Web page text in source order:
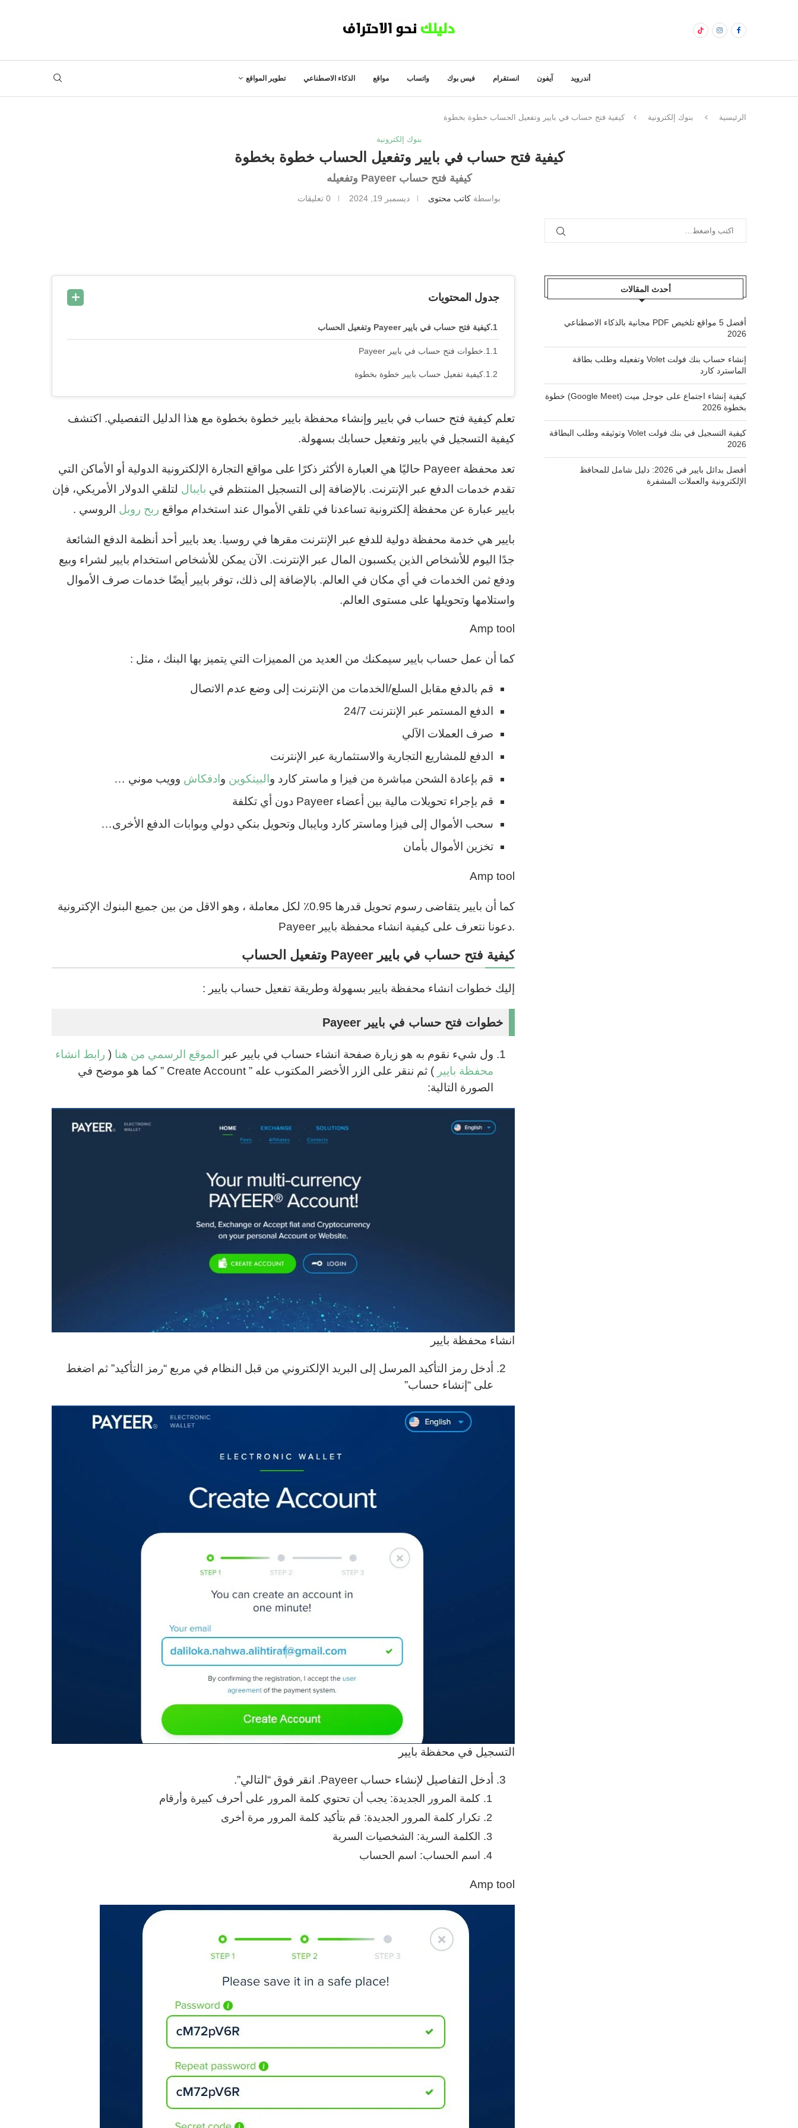
أندرويد آيفون انستقرام فيس بوك واتساب مواقع الذكاء الاصطناعي تطوير المواقع
الرئيسية بنوك إلكترونية كيفية فتح حساب في بايير وتفعيل الحساب خطوة بخطوة
بنوك إلكترونية
كيفية فتح حساب في بايير وتفعيل الحساب خطوة بخطوة
كيفية فتح حساب Payeer وتفعيله
بواسطة كاتب محتوى ديسمبر 19, 2024 0 تعليقات
جدول المحتويات
كيفية فتح حساب في بايير Payeer وتفعيل الحساب
خطوات فتح حساب في بايير Payeer
كيفية تفعيل حساب بايير خطوة بخطوة
تعلم كيفية فتح حساب في بايير وإنشاء محفظة بايير خطوة بخطوة مع هذا الدليل التفصيلي. اكتشف
كيفية التسجيل في بايير وتفعيل حسابك بسهولة.
تعد محفظة Payeer حاليًا هي العبارة الأكثر ذكرًا على مواقع التجارة الإلكترونية الدولية أو الأماكن التي
تقدم خدمات الدفع عبر الإنترنت. بالإضافة إلى التسجيل المنتظم في بايبال لتلقي الدولار الأمريكي، فإن
بايير عبارة عن محفظة إلكترونية تساعدنا في تلقي الأموال عند استخدام مواقع ربح روبل الروسي .
بايير هي خدمة محفظة دولية للدفع عبر الإنترنت مقرها في روسيا. يعد بايير أحد أنظمة الدفع الشائعة
جدًا اليوم للأشخاص الذين يكسبون المال عبر الإنترنت. الآن يمكن للأشخاص استخدام بايير لشراء وبيع
ودفع ثمن الخدمات في أي مكان في العالم. بالإضافة إلى ذلك، توفر بايير أيضًا خدمات صرف الأموال
واستلامها وتحويلها على مستوى العالم.
Amp tool
كما أن عمل حساب بايير سيمكنك من العديد من المميزات التي يتميز بها البنك ، مثل :
قم بالدفع مقابل السلع/الخدمات من الإنترنت إلى وضع عدم الاتصال
الدفع المستمر عبر الإنترنت 24/7
صرف العملات الآلي
الدفع للمشاريع التجارية والاستثمارية عبر الإنترنت
قم بإعادة الشحن مباشرة من فيزا و ماستر كارد و البيتكوين و ادفكاش وويب موني …
قم بإجراء تحويلات مالية بين أعضاء Payeer دون أي تكلفة
سحب الأموال إلى فيزا وماستر كارد وبايبال وتحويل بنكي دولي وبوابات الدفع الأخرى…
تخزين الأموال بأمان
Amp tool
كما أن بايير يتقاضى رسوم تحويل قدرها 0.95٪ لكل معاملة ، وهو الاقل من بين جميع البنوك الإكترونية
.دعونا نتعرف على كيفية انشاء محفظة بايير Payeer
كيفية فتح حساب في بايير Payeer وتفعيل الحساب
إليك خطوات انشاء محفظة بايير بسهولة وطريقة تفعيل حساب بايير :
خطوات فتح حساب في بايير Payeer
ول شيء نقوم به هو زيارة صفحة انشاء حساب في بايير عبر الموقع الرسمي من هنا ( رابط انشاء
محفظة بايير
) ثم ننقر على الزر الأخضر المكتوب عله ” Create Account ” كما هو موضح في
الصورة التالية:
انشاء محفظة بايير
أدخل رمز التأكيد المرسل إلى البريد الإلكتروني من قبل النظام في مربع “رمز التأكيد” ثم اضغط
على “إنشاء حساب”
التسجيل في محفظة بايير
أدخل التفاصيل لإنشاء حساب Payeer. انقر فوق “التالي”.
كلمة المرور الجديدة: يجب أن تحتوي كلمة المرور على أحرف كبيرة وأرقام
تكرار كلمة المرور الجديدة: قم بتأكيد كلمة المرور مرة أخرى
الكلمة السرية: الشخصيات السرية
اسم الحساب: اسم الحساب
Amp tool
أحدث المقالات
أفضل 5 مواقع تلخيص PDF مجانية بالذكاء الاصطناعي
2026
إنشاء حساب بنك فولت Volet وتفعيله وطلب بطاقة
الماسترد كارد
كيفية إنشاء اجتماع على جوجل ميت (Google Meet) خطوة
بخطوة 2026
كيفية التسجيل في بنك فولت Volet وتوثيقه وطلب البطاقة
2026
أفضل بدائل بايير في 2026: دليل شامل للمحافظ
الإلكترونية والعملات المشفرة